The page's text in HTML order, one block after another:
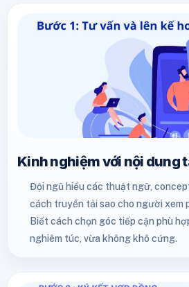
Kinh nghiệm với nội dung
Đội ngũ hiểu các thuật ngữ,
cách truyền tải sao cho người xem
Biết cách chọn góc tiếp cận phù
nghiêm túc, vừa không khô cứng.